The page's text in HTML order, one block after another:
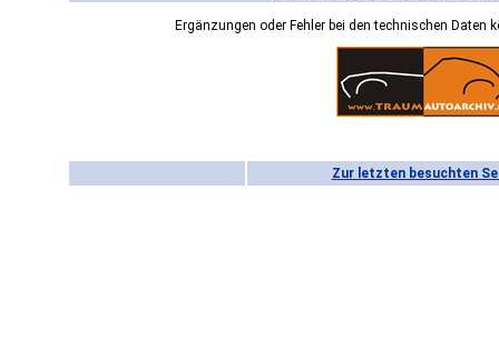
Ergänzungen oder Fehler bei den technischen Daten
Zur letzten besuchten